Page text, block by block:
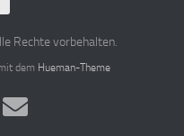
Rechte vorbehalten.
dem Hueman-Theme